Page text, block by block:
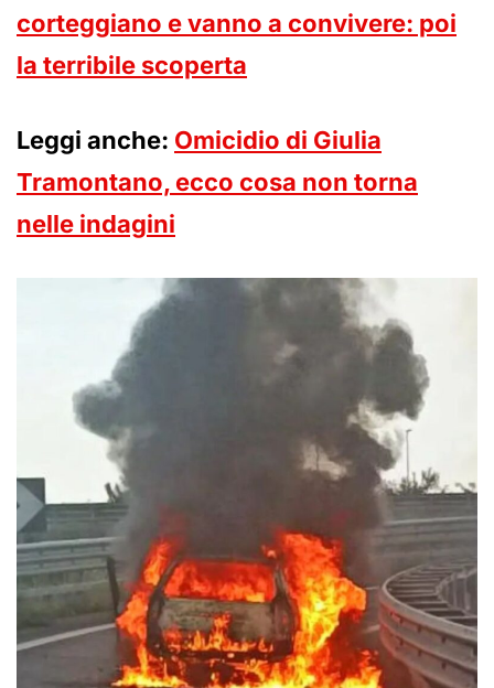
corteggiano e vanno a convivere: poi
la terribile scoperta
Leggi anche: Omicidio di Giulia
Tramontano, ecco cosa non torna
nelle indagini